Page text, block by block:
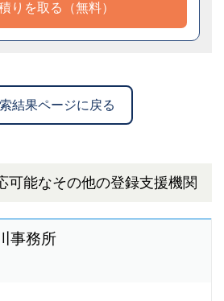
りを取る（無料）
結果ページに戻る
可能なその他の登録支援機関
事務所